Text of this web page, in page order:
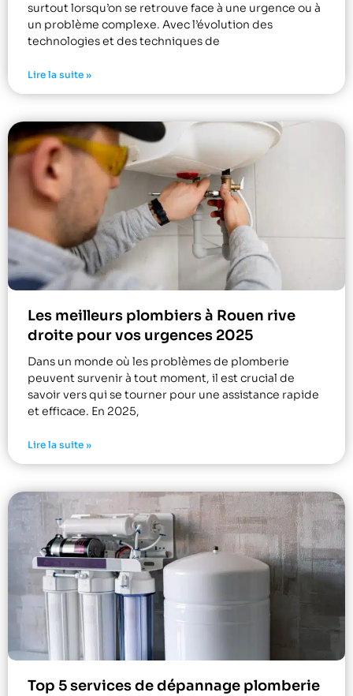
surtout lorsqu’on se retrouve face à une urgence ou à
un problème complexe. Avec l’évolution des
technologies et des techniques de
Lire la suite »
Les meilleurs plombiers à Rouen rive
droite pour vos urgences 2025
Dans un monde où les problèmes de plomberie
peuvent survenir à tout moment, il est crucial de
savoir vers qui se tourner pour une assistance rapide
et efficace. En 2025,
Lire la suite »
Top 5 services de dépannage plomberie